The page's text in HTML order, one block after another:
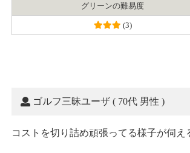
グリーンの難易度
(3)
ゴルフ三昧ユーザ ( 70代 男性 )
コストを切り詰め頑張ってる様子が伺え